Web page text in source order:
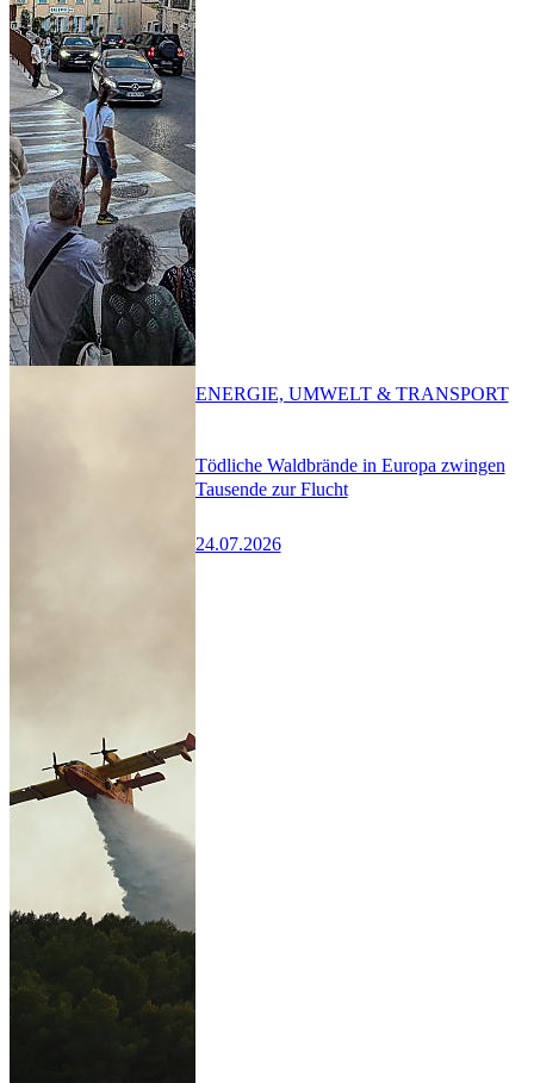
Tödliche Waldbrände in Europa zwingen
Tausende zur Flucht
24.07.2026
ENERGIE, UMWELT & TRANSPORT